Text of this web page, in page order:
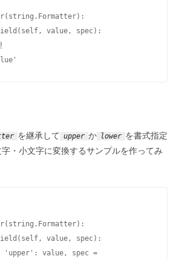
を継承して upper か lower を書式指定
・小文字に変換するサンプルを作ってみ